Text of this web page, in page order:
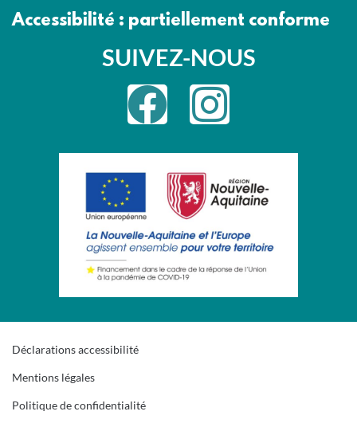
Accessibilité : partiellement conforme
SUIVEZ-NOUS
Déclarations accessibilité
Mentions légales
Politique de confidentialité